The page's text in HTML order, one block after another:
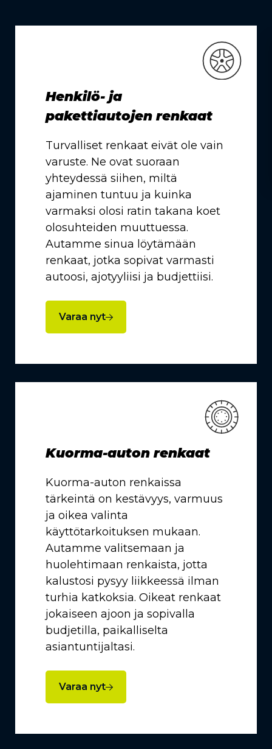
Henkilö- ja
pakettiautojen renkaat
Turvalliset renkaat eivät ole vain
varuste. Ne ovat suoraan
yhteydessä siihen, miltä
ajaminen tuntuu ja kuinka
varmaksi olosi ratin takana koet
olosuhteiden muuttuessa.
Autamme sinua löytämään
renkaat, jotka sopivat varmasti
autoosi, ajotyyliisi ja budjettiisi.
Varaa nyt
Kuorma-auton renkaat
Kuorma-auton renkaissa
tärkeintä on kestävyys, varmuus
ja oikea valinta
käyttötarkoituksen mukaan.
Autamme valitsemaan ja
huolehtimaan renkaista, jotta
kalustosi pysyy liikkeessä ilman
turhia katkoksia. Oikeat renkaat
jokaiseen ajoon ja sopivalla
budjetilla, paikalliselta
asiantuntijaltasi.
Varaa nyt